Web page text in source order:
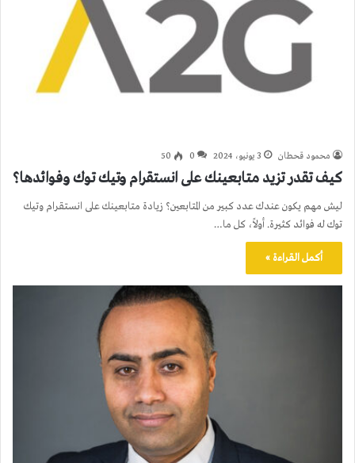
محمود قحطان 3 يونيو، 2024 0
50
كيف تقدر تزيد متابعينك على انستقرام وتيك توك وفوائدها؟
ليش مهم يكون عندك عدد كبير من المتابعين؟ زيادة متابعينك على انستقرام وتيك
توك له فوائد كثيرة. أولاً، كل ما…
أكمل القراءة »